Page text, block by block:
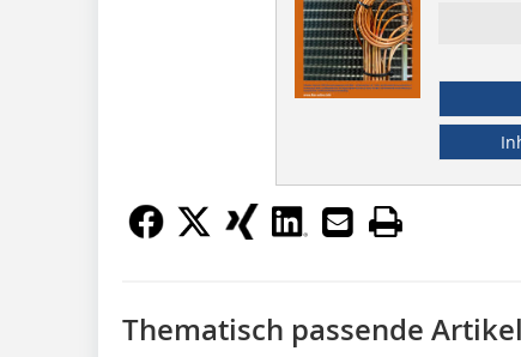
Thematisch passende